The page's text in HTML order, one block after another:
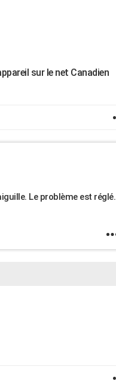
sur le net Canadien
Le problème est réglé.